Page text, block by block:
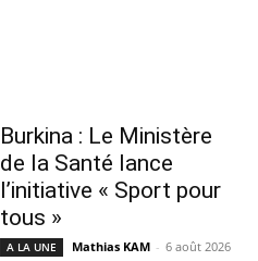
Burkina : Le Ministère
de la Santé lance
l’initiative « Sport pour
tous »
A LA UNE Mathias KAM - 6 août 2026